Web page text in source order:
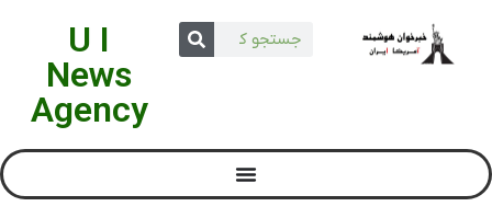
U I
News
Agency